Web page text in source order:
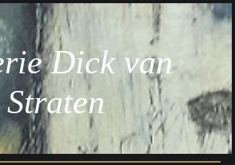
Dick van
Straten